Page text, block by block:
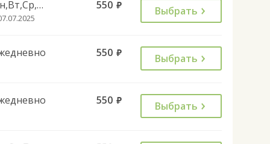
Пн,Вт,Ср,Чт,Пт,Сб 550 руб. Выбрать
550 руб. Выбрать
550 руб. Выбрать